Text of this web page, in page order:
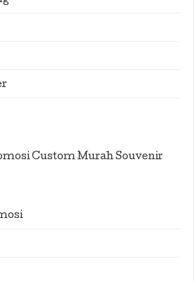
Custom Murah Souvenir